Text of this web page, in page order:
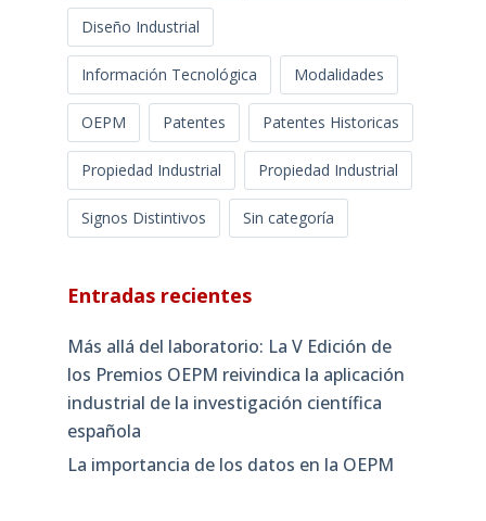
Diseño Industrial
Información Tecnológica Modalidades
OEPM Patentes Patentes Historicas
Propiedad Industrial Propiedad Industrial
Signos Distintivos Sin categoría
Entradas recientes
Más allá del laboratorio: La V Edición de
los Premios OEPM reivindica la aplicación
industrial de la investigación científica
española
La importancia de los datos en la OEPM